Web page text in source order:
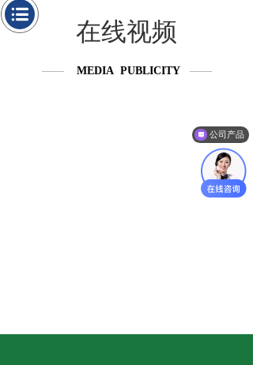
在线视频
—— MEDIA PUBLICITY ——
公司产品